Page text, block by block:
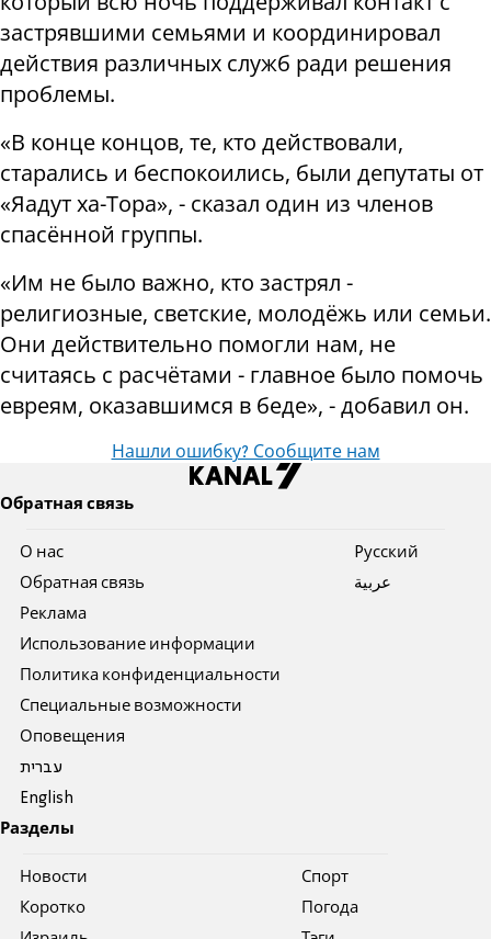
застрявшими семьями и координировал
действия различных служб ради решения
проблемы.
«В конце концов, те, кто действовали,
старались и беспокоились, были депутаты от
«Яадут ха-Тора», - сказал один из членов
спасённой группы.
«Им не было важно, кто застрял -
религиозные, светские, молодёжь или семьи.
Они действительно помогли нам, не
считаясь с расчётами - главное было помочь
евреям, оказавшимся в беде», - добавил он.
Нашли ошибку? Сообщите нам
Обратная связь
О нас
Обратная связь
Реклама
Использование информации
Политика конфиденциальности
Специальные возможности
Оповещения
עברית
English
Pусский
عربية
Разделы
Новости
Коротко
Спорт
Погода